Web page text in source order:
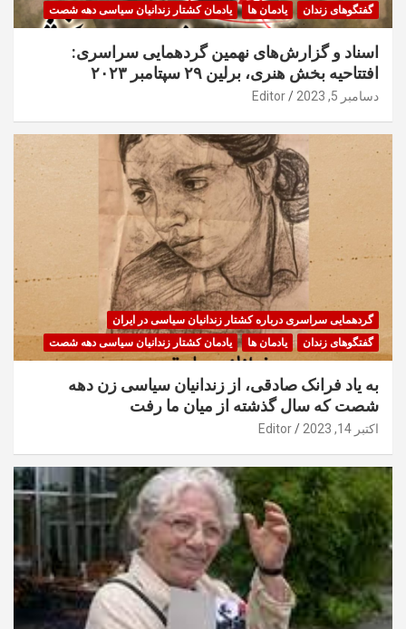
گفتگوهای زندان
یادمان ها یادمان کشتار زندانیان سیاسی دهه شصت
اسناد و گزارش‌های نهمین گردهمایی سراسری:
افتتاحیه بخش هنری، برلین ۲۹ سپتامبر ۲۰۲۳
دسامبر 5, 2023 Editor
گردهمایی سراسری درباره کشتار زندانیان سیاسی در ایران
گفتگوهای زندان
یادمان ها یادمان کشتار زندانیان سیاسی دهه شصت
به یاد فرانک صادقی، از زندانیان سیاسی زن دهه
شصت که سال گذشته از میان ما رفت
اکتبر 14, 2023 Editor